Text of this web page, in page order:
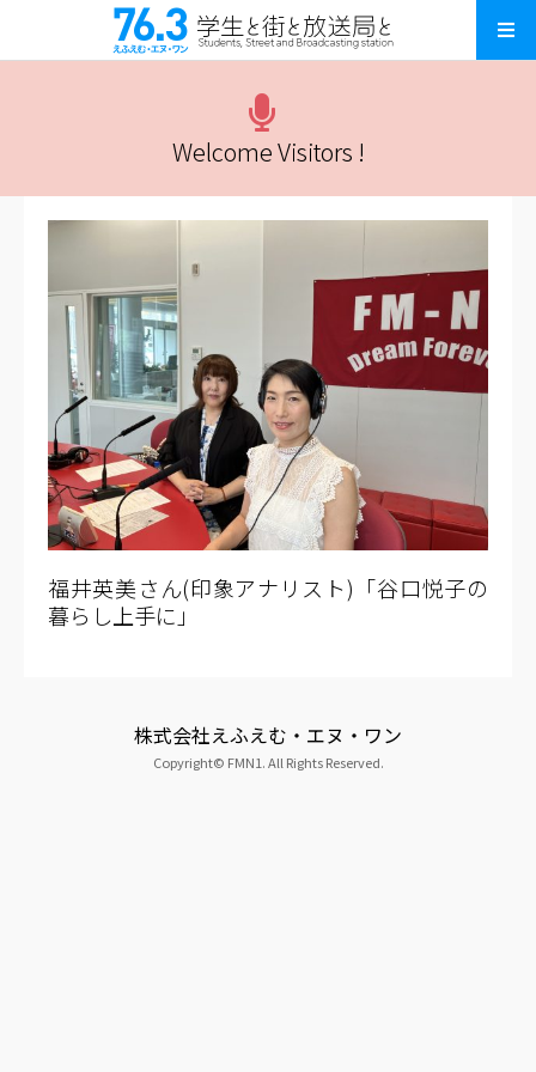
Welcome Visitors !
福井英美さん(印象アナリスト)「谷口悦子の
暮らし上手に」
株式会社えふえむ・エヌ・ワン
Copyright© FMN1. All Rights Reserved.